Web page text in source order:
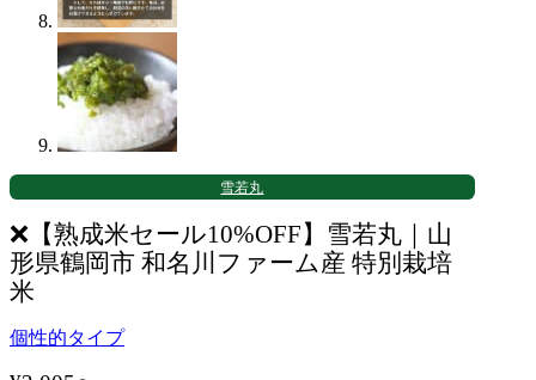
雪若丸
❌️【熟成米セール10%OFF】雪若丸｜山
形県鶴岡市 和名川ファーム産 特別栽培
米
個性的タイプ